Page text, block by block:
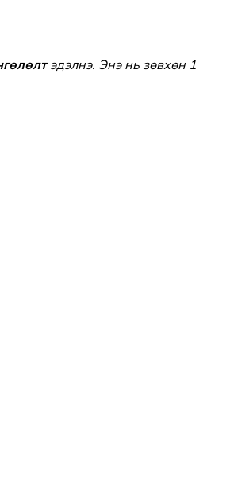
эдэлнэ. Энэ нь зөвхөн 1